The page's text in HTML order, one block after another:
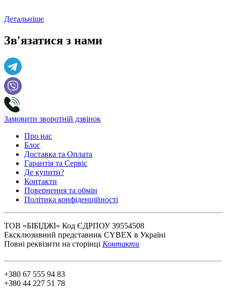
Детальніше
Зв'язатися з нами
Замовити зворотній дзвінок
Про нас
Блог
Доставка та Оплата
Гарантія та Сервіс
Де купити?
Контакти
Повернення та обмін
Політика конфіденційності
ТОВ «БІБІДЖІ» Код ЄДРПОУ 39554508
Ексклюзивний представник CYBEX в Україні
Повні реквізити на сторінці Контакти
+380 67 555 94 83
+380 44 227 51 78